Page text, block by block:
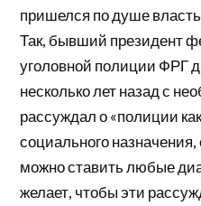
пришелся по душе
Так, бывший президент
уголовной полиции ФРГ
несколько лет назад с
рассуждал о «полиции
социального
можно ставить любые
желает, чтобы эти